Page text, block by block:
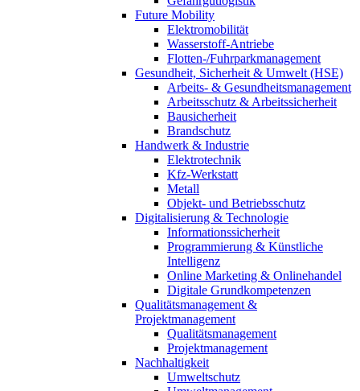
Future Mobility
Elektromobilität
Wasserstoff-Antriebe
Flotten-/Fuhrparkmanagement
Gesundheit, Sicherheit & Umwelt (HSE)
Arbeits- & Gesundheitsmanagement
Arbeitsschutz & Arbeitssicherheit
Bausicherheit
Brandschutz
Handwerk & Industrie
Elektrotechnik
Kfz-Werkstatt
Metall
Objekt- und Betriebsschutz
Digitalisierung & Technologie
Informationssicherheit
Programmierung & Künstliche
Intelligenz
Online Marketing & Onlinehandel
Digitale Grundkompetenzen
Qualitätsmanagement &
Projektmanagement
Qualitätsmanagement
Projektmanagement
Nachhaltigkeit
Umweltschutz